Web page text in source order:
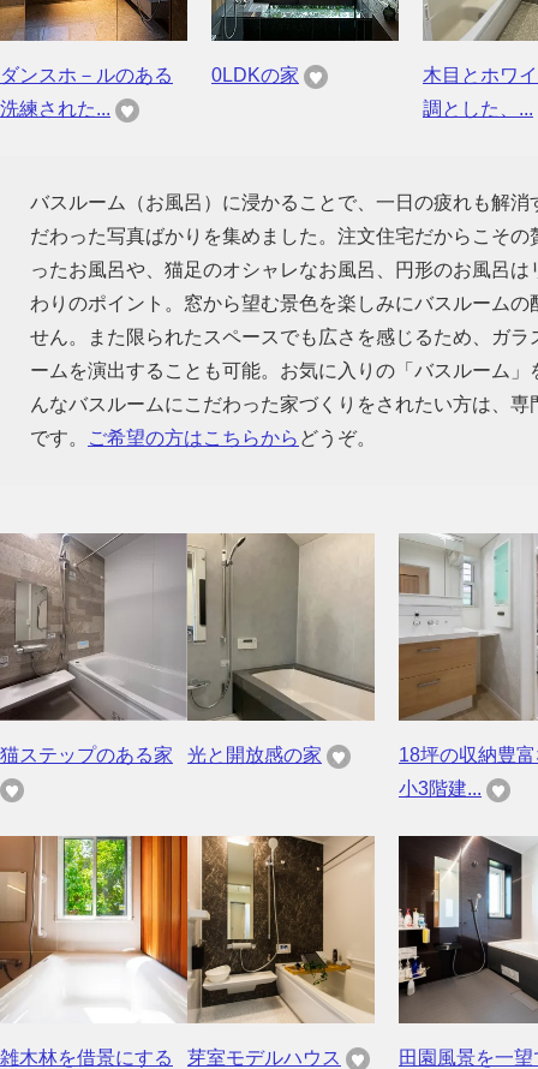
ダンスホ－ルのある
洗練された...
0LDKの家
木目とホワ
調とした、...
バスルーム（お風呂）に浸かることで、一日の疲れも解
だわった写真ばかりを集めました。注文住宅だからこそ
ったお風呂や、猫足のオシャレなお風呂、円形のお風呂
わりのポイント。窓から望む景色を楽しみにバスルーム
せん。また限られたスペースでも広さを感じるため、ガ
ームを演出することも可能。お気に入りの「バスルーム
んなバスルームにこだわった家づくりをされたい方は、
です。
ご希望の方はこちらから どうぞ。
猫ステップのある家 光と開放感の家
18坪の収納豊
小3階建...
雑木林を借景にする
芽室モデルハウス
田園風景を一望